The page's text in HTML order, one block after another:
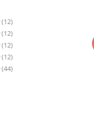
(12)
(12)
(12)
(12)
(44)